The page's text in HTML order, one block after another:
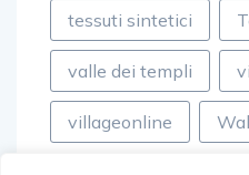
tessuti sintetici
valle dei templi
villageonline